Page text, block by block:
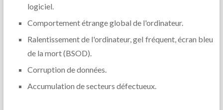
logiciel.
Comportement étrange global de l'ordinateur.
Ralentissement de l'ordinateur, gel fréquent, écran bleu
de la mort (BSOD).
Corruption de données.
Accumulation de secteurs défectueux.